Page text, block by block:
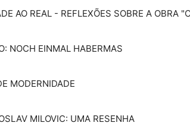
AO REAL - REFLEXÕES SOBRE A OBRA
NOCH EINMAL HABERMAS
MODERNIDADE
MILOVIC: UMA RESENHA